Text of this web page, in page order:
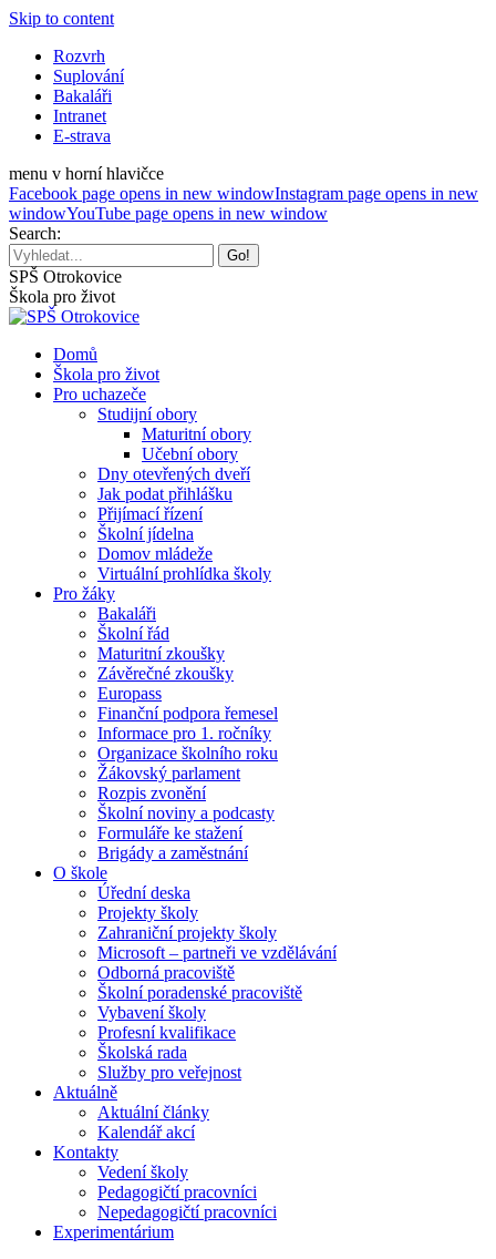
Skip to content
Rozvrh
Suplování
Bakaláři
Intranet
E-strava
menu v horní hlavičce
Facebook page opens in new windowInstagram page opens in new
windowYouTube page opens in new window
Search:
SPŠ Otrokovice
Škola pro život
Domů
Škola pro život
Pro uchazeče
Studijní obory
Maturitní obory
Učební obory
Dny otevřených dveří
Jak podat přihlášku
Přijímací řízení
Školní jídelna
Domov mládeže
Virtuální prohlídka školy
Pro žáky
Bakaláři
Školní řád
Maturitní zkoušky
Závěrečné zkoušky
Europass
Finanční podpora řemesel
Informace pro 1. ročníky
Organizace školního roku
Žákovský parlament
Rozpis zvonění
Školní noviny a podcasty
Formuláře ke stažení
Brigády a zaměstnání
O škole
Úřední deska
Projekty školy
Zahraniční projekty školy
Microsoft – partneři ve vzdělávání
Odborná pracoviště
Školní poradenské pracoviště
Vybavení školy
Profesní kvalifikace
Školská rada
Služby pro veřejnost
Aktuálně
Aktuální články
Kalendář akcí
Kontakty
Vedení školy
Pedagogičtí pracovníci
Nepedagogičtí pracovníci
Experimentárium